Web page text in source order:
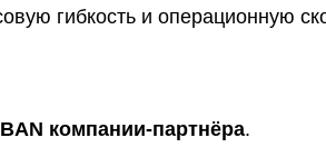
гибкость и операционную
компании-партнёра.